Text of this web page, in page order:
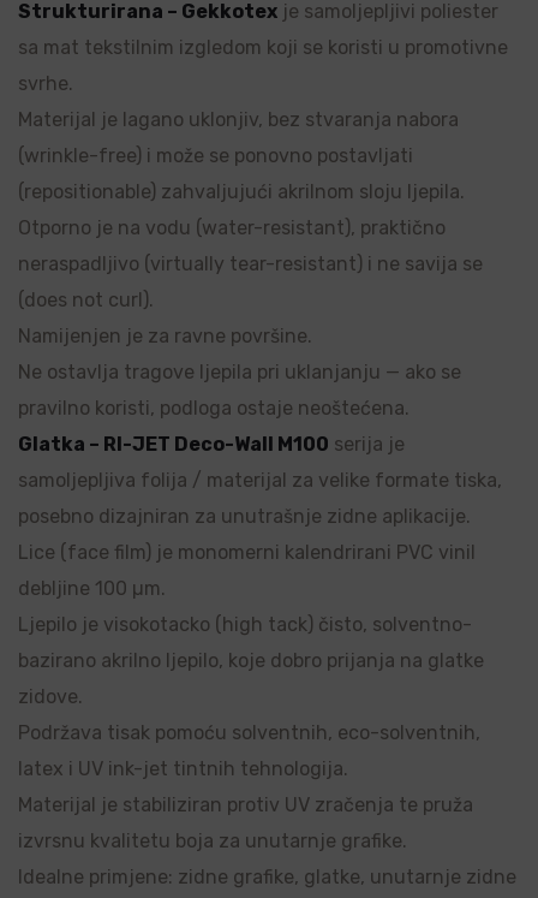
Strukturirana – Gekkotex je samoljepljivi poliester
sa mat tekstilnim izgledom koji se koristi u promotivne
svrhe.
Materijal je lagano uklonjiv, bez stvaranja nabora
(wrinkle-free) i može se ponovno postavljati
(repositionable) zahvaljujući akrilnom sloju ljepila.
Otporno je na vodu (water-resistant), praktično
neraspadljivo (virtually tear-resistant) i ne savija se
(does not curl).
Namijenjen je za ravne površine.
Ne ostavlja tragove ljepila pri uklanjanju — ako se
pravilno koristi, podloga ostaje neoštećena.
Glatka – RI-JET Deco-Wall M100 serija je
samoljepljiva folija / materijal za velike formate tiska,
posebno dizajniran za unutrašnje zidne aplikacije.
Lice (face film) je monomerni kalendrirani PVC vinil
debljine 100 µm.
Ljepilo je visokotacko (high tack) čisto, solventno-
bazirano akrilno ljepilo, koje dobro prijanja na glatke
zidove.
Podržava tisak pomoću solventnih, eco-solventnih,
latex i UV ink-jet tintnih tehnologija.
Materijal je stabiliziran protiv UV zračenja te pruža
izvrsnu kvalitetu boja za unutarnje grafike.
Idealne primjene: zidne grafike, glatke, unutarnje zidne